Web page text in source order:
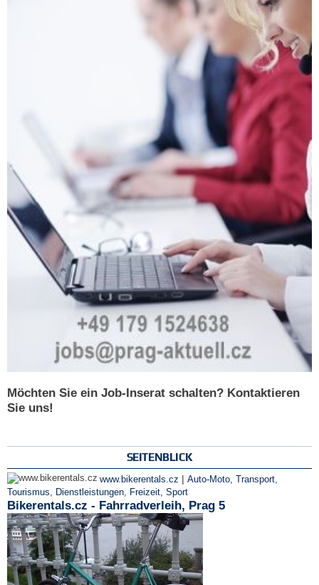
Möchten Sie ein Job-Inserat schalten? Kontaktieren
Sie uns!
SEITENBLICK
www.bikerentals.cz | Auto-Moto, Transport,
Tourismus, Dienstleistungen, Freizeit, Sport
Bikerentals.cz - Fahrradverleih, Prag 5